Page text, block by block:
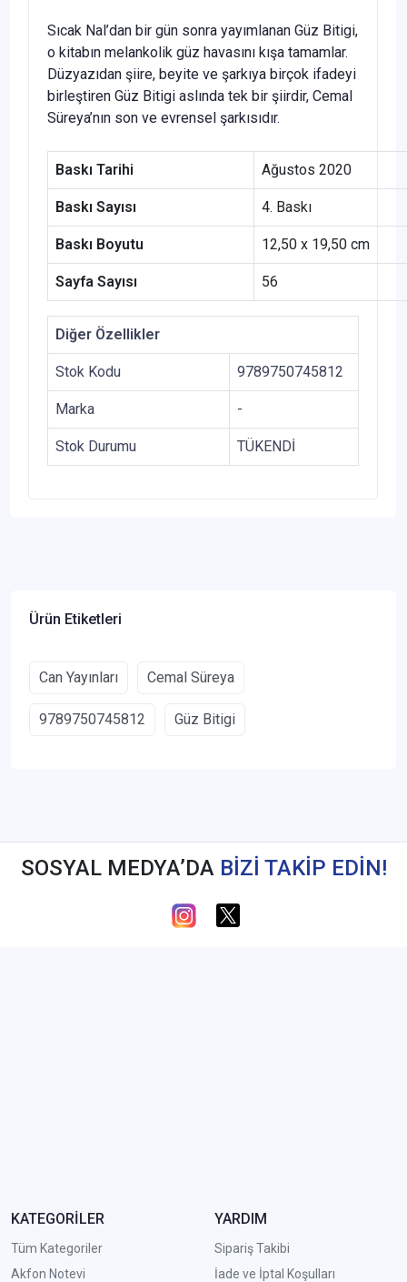
Sıcak Nal’dan bir gün sonra yayımlanan Güz Bitigi,
o kitabın melankolik güz havasını kışa tamamlar.
Düzyazıdan şiire, beyite ve şarkıya birçok ifadeyi
birleştiren Güz Bitigi aslında tek bir şiirdir, Cemal
Süreya’nın son ve evrensel şarkısıdır.
Baskı Tarihi Ağustos 2020
Baskı Sayısı 4. Baskı
Baskı Boyutu 12,50 x 19,50 cm
Sayfa Sayısı 56
Diğer Özellikler
Stok Kodu 9789750745812
Marka -
Stok Durumu TÜKENDİ
Ürün Etiketleri
Can Yayınları Cemal Süreya
9789750745812 Güz Bitigi
SOSYAL MEDYA’DA BİZİ TAKİP EDİN!
KATEGORİLER
Tüm Kategoriler
Akfon Notevi
YARDIM
Sipariş Takibi
İade ve İptal Koşulları